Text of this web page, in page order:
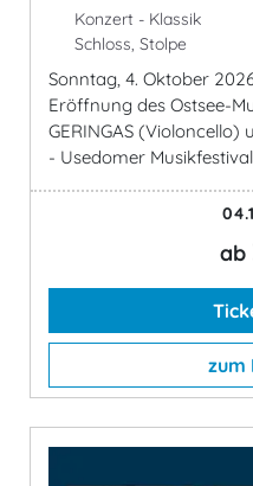
Konzert - Klassik
Schloss, Stolpe
Sonntag, 4. Oktober
Eröffnung des Ostsee-
GERINGAS (Violoncello)
- Usedomer
ab
zum